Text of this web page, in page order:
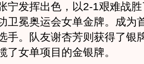
宁发挥出色，以2-1艰难战
卫冕奥运会女单金牌。成为
手。队友谢杏芳则获得了银
了女单项目的金银牌。